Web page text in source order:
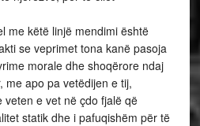
me këtë linjë mendimi është
se veprimet tona kanë pasoja
morale dhe shoqërore ndaj
me apo pa vetëdijen e tij,
e vet në çdo fjalë që
statik dhe i pafuqishëm për të